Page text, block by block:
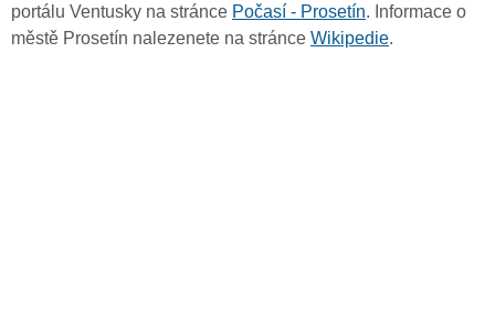
portálu Ventusky na stránce Počasí - Prosetín. Informace o
městě Prosetín nalezenete na stránce Wikipedie.